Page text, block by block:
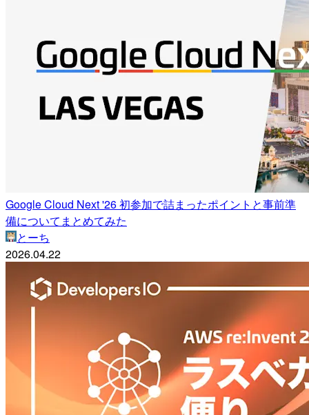
Google Cloud Next '26 初参加で詰まったポイントと事前準
備についてまとめてみた
とーち
2026.04.22